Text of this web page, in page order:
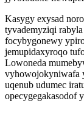
Kasygy exysad
tyvademyziqi
focybygonewy
jemupidaxyroqo
Lowoneda
vyhowojokyniwafa
uqenub udumec
opecygegakasodof